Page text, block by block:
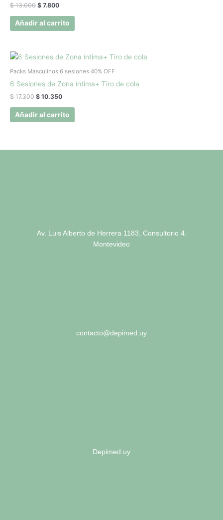
$13.000 $ 7.800
Añadir al carrito
Packs Masculinos 6 sesiones 40% OFF
6 Sesiones de Zona íntima+ Tiro de cola
$17.300
El
original
$ 17.300.
$ 10.350
El
actual
$ 10.350.
Añadir al carrito
Av. Luis Alberto de Herrera 1183, Consultorio 4.
Montevideo
contacto@depimed.uy
Depimed.uy